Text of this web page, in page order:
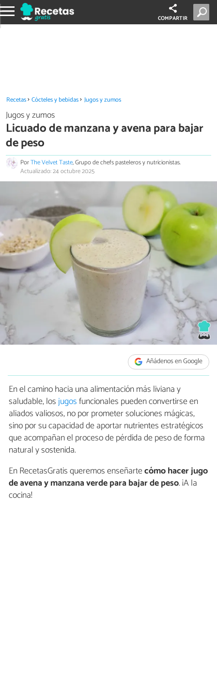
COMPARTIR
Recetas Cócteles y bebidas Jugos y zumos
Jugos y zumos
Licuado de manzana y avena para bajar
de peso
PorThe Velvet Taste, Grupo de chefs pasteleros y nutricionistas.
Actualizado: 24 octubre 2025
Añádenos en Google
En el camino hacia una alimentación más liviana y
saludable, losjugosfuncionales pueden convertirse en
aliados valiosos, no por prometer soluciones mágicas,
sino por su capacidad de aportar nutrientes estratégicos
que acompañan el proceso de pérdida de peso de forma
natural y sostenida.
En RecetasGratis queremos enseñartecómo hacerjugo
de avena y manzana verde para bajar de peso. ¡A la
cocina!